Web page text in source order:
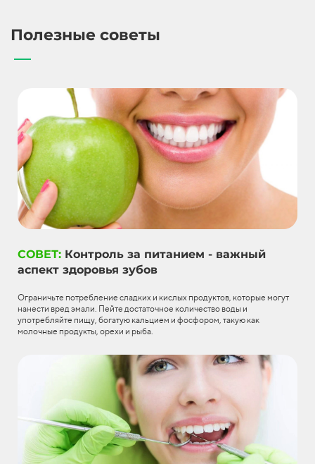
Полезные советы
СОВЕТ: Контроль за питанием - важный
аспект здоровья зубов
Ограничьте потребление сладких и кислых продуктов, которые могут
нанести вред эмали. Пейте достаточное количество воды и
употребляйте пищу, богатую кальцием и фосфором, такую как
молочные продукты, орехи и рыба.